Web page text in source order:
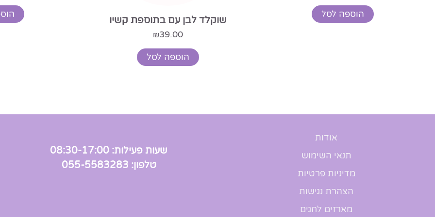
שוקלד לבן עם בתוספת קשיו
אודות
תנאי השימוש
מדיניות פרטיות
הצהרת נגישות
מארזים לחגים
שעות פעילות: 08:30-17:00
טלפון: 055-5583283